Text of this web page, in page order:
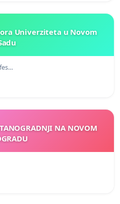
Univerziteta u Novom
NA NOVOM